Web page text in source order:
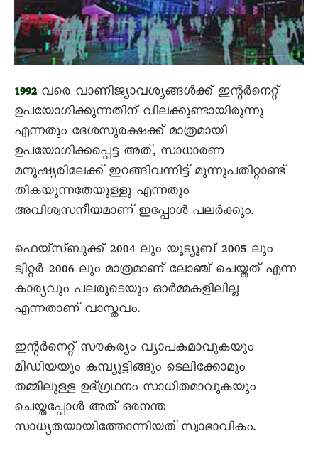
1992വരെ വാണിജ്യാവശ്യങ്ങൾക്ക് ഇന്റർനെറ്റ്
ഉപയോഗിക്കുന്നതിന് വിലക്കുണ്ടായിരുന്നു
എന്നതും ദേശസുരക്ഷക്ക് മാത്രമായി
ഉപയോഗിക്കപ്പെട്ട അത്, സാധാരണ
മനുഷ്യരിലേക്ക് ഇറങ്ങിവന്നിട്ട് മൂന്നുപതിറ്റാണ്ട്
തികയുന്നതേയുള്ളൂ എന്നതും
അവിശ്വസനീയമാണ് ഇപ്പോൾ പലർക്കും.
ഫെയ്സ്ബുക്ക് 2004 ലും യൂട്യൂബ് 2005 ലും
ട്വിറ്റർ 2006 ലും മാത്രമാണ് ലോഞ്ച് ചെയ്തത് എന്ന
കാര്യവും പലരുടെയും ഓർമ്മകളിലില്ല
എന്നതാണ് വാസ്തവം.
ഇന്റർനെറ്റ് സൗകര്യം വ്യാപകമാവുകയും
മീഡിയയും കമ്പ്യൂട്ടിങ്ങും ടെലിക്കോമും
തമ്മിലുള്ള ഉദ്ഗ്രഥനം സാധിതമാവുകയും
ചെയ്തപ്പോൾ അത് ഒരനന്ത
സാധ്യതയായിത്തോന്നിയത് സ്വാഭാവികം.